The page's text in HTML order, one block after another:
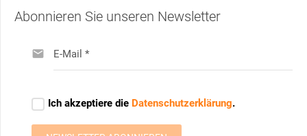
Abonnieren Sie unseren Newsletter